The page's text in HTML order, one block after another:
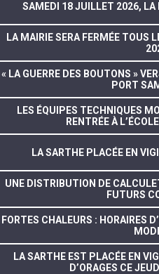
SAMEDI 18 JUILLET 2026, LA
LA MAIRIE SERA FERMÉE TOUS
« LA GUERRE DES BOUTONS »
PORT
LES ÉQUIPES TECHNIQUES
RENTRÉE À
LA SARTHE PLACÉE EN
UNE DISTRIBUTION DE
FUTURS
FORTES CHALEURS : HORAIRES
LA SARTHE EST PLACÉE EN
D’ORAGES CE